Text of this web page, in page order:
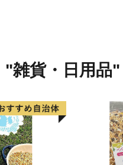
"雑貨・日用品"